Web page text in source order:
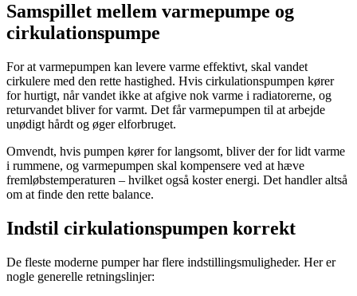
Samspillet mellem varmepumpe og
cirkulationspumpe
For at varmepumpen kan levere varme effektivt, skal vandet
cirkulere med den rette hastighed. Hvis cirkulationspumpen kører
for hurtigt, når vandet ikke at afgive nok varme i radiatorerne, og
returvandet bliver for varmt. Det får varmepumpen til at arbejde
unødigt hårdt og øger elforbruget.
Omvendt, hvis pumpen kører for langsomt, bliver der for lidt varme
i rummene, og varmepumpen skal kompensere ved at hæve
fremløbstemperaturen – hvilket også koster energi. Det handler altså
om at finde den rette balance.
Indstil cirkulationspumpen korrekt
De fleste moderne pumper har flere indstillingsmuligheder. Her er
nogle generelle retningslinjer: